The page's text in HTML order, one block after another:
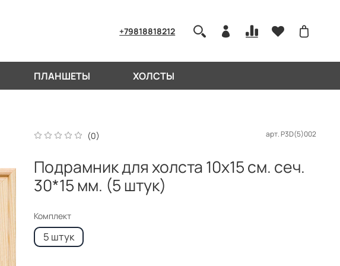
+79818818212
ПЛАНШЕТЫ ХОЛСТЫ
(0) арт.P3D(5)002
Подрамник для холста 10x15 см. сеч.
30*15 мм. (5 штук)
Комплект
5 штук